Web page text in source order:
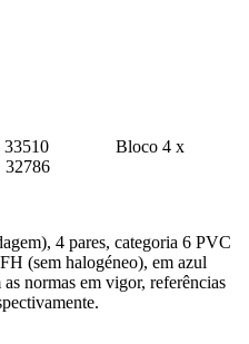
| ref. 33510 Bloco 4 x
32786
4 pares, categoria 6 PVC
(sem halogéneo), em azul
normas em vigor, referências